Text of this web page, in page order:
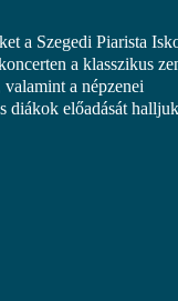
a Szegedi Piarista
a klasszikus
a népzenei
diákok előadását